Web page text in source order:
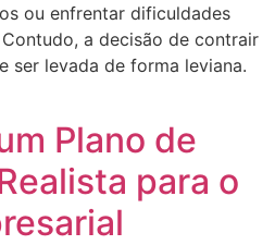
ou enfrentar dificuldades
a decisão de contrair
ser levada de forma leviana.
Plano de
para o